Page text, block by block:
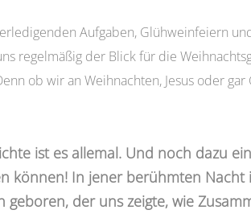
Aufgaben, Glühweinfeiern
regelmäßig der Blick für die
ob wir an Weihnachten, Jesus oder gar
ist es allemal. Und noch dazu
können! In jener berühmten Nacht
geboren, der uns zeigte, wie